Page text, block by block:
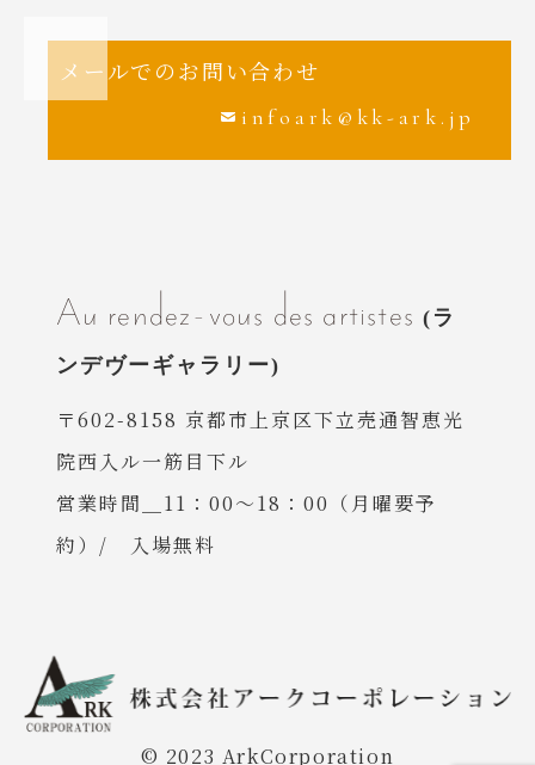
メールでのお問い合わせ
infoark@kk-ark.jp
Au rendez-vous des artistes
〒602-8158 京都市上京区下立売通智恵光
院西入ル一筋目下ル
営業時間＿11：00〜18：00（月曜要予
約）/ 入場無料
© 2023 ArkCorporation